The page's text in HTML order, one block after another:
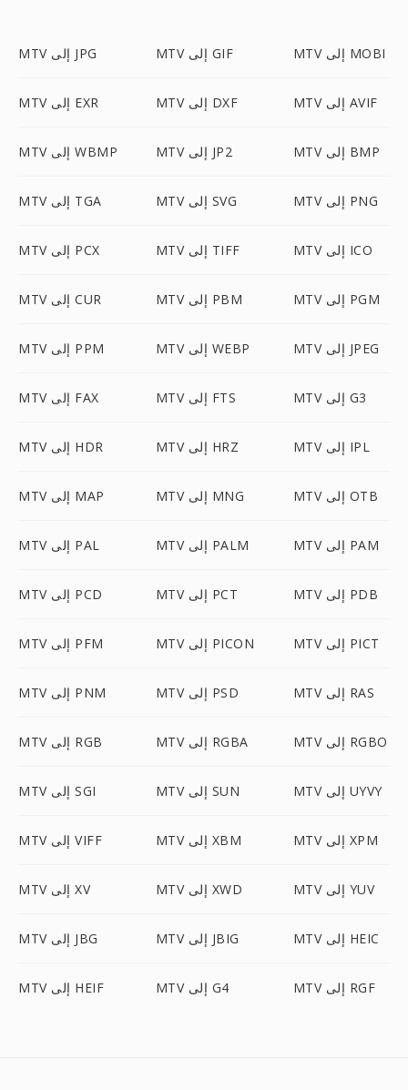
MTV إلى JPG MTV إلى GIF MTV إلى MOBI
MTV إلى EXR MTV إلى DXF MTV إلى AVIF
MTV إلى WBMP MTV إلى JP2 MTV إلى BMP
MTV إلى TGA MTV إلى SVG MTV إلى PNG
MTV إلى PCX MTV إلى TIFF MTV إلى ICO
MTV إلى CUR MTV إلى PBM MTV إلى PGM
MTV إلى PPM MTV إلى WEBP MTV إلى JPEG
MTV إلى FAX MTV إلى FTS MTV إلى G3
MTV إلى HDR MTV إلى HRZ MTV إلى IPL
MTV إلى MAP MTV إلى MNG MTV إلى OTB
MTV إلى PAL MTV إلى PALM MTV إلى PAM
MTV إلى PCD MTV إلى PCT MTV إلى PDB
MTV إلى PFM MTV إلى PICON MTV إلى PICT
MTV إلى PNM MTV إلى PSD MTV إلى RAS
MTV إلى RGB MTV إلى RGBA MTV إلى RGBO
MTV إلى SGI MTV إلى SUN MTV إلى UYVY
MTV إلى VIFF MTV إلى XBM MTV إلى XPM
MTV إلى XV MTV إلى XWD MTV إلى YUV
MTV إلى JBG MTV إلى JBIG MTV إلى HEIC
MTV إلى HEIF MTV إلى G4 MTV إلى RGF